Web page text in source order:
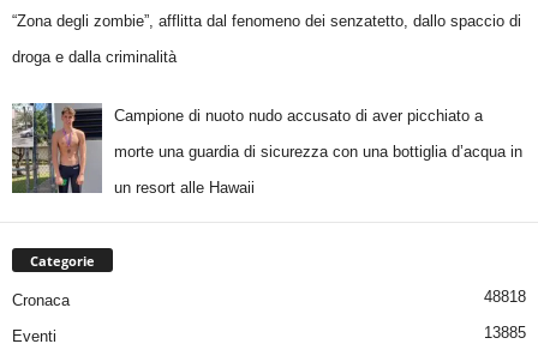
“Zona degli zombie”, afflitta dal fenomeno dei senzatetto, dallo spaccio di
droga e dalla criminalità
Campione di nuoto nudo accusato di aver picchiato a
morte una guardia di sicurezza con una bottiglia d’acqua in
un resort alle Hawaii
Categorie
Cronaca 48818
Eventi
13885